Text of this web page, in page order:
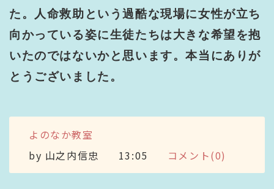
た。人命救助という過酷な現場に女性が立ち
向かっている姿に生徒たちは大きな希望を抱
いたのではないかと思います。本当にありが
とうございました。
よのなか教室
by 山之内信忠 13:05 コメント(0)